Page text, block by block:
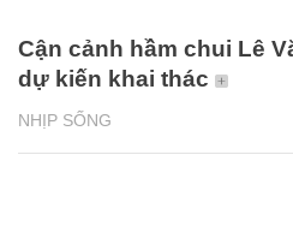
NHỊP SỐNG
Cận cảnh hầm chui Lê
dự kiến khai thác